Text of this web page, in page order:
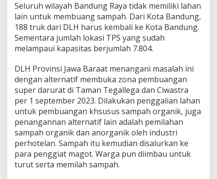
m
i
a
h
a
S
a
m
p
a
h
Seluruh wilayah Bandung Raya tidak memiliki lahan
lain untuk membuang sampah. Dari Kota Bandung,
188 truk dari DLH harus kembali ke Kota Bandung.
Sementara jumlah lokasi TPS yang sudah
melampaui kapasitas berjumlah 7.804.
DLH Provinsi Jawa Baraat menangani masalah ini
dengan alternatif membuka zona pembuangan
super darurat di Taman Tegallega dan Ciwastra
per 1 september 2023. Dilakukan penggalian lahan
untuk pembuangan khsusus sampah organik, juga
penangannan alternatif lain adalah pemilahan
sampah organik dan anorganik oleh industri
perhotelan. Sampah itu kemudian disalurkan ke
para penggiat magot. Warga pun diimbau untuk
turut serta memilah sampah.